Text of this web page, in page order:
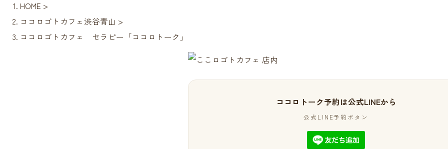
HOME >
ココロゴトカフェ渋谷青山 >
ココロゴトカフェ セラピー「ココロトーク」
ココロトーク予約は公式LINEから
公式LINE予約ボタン